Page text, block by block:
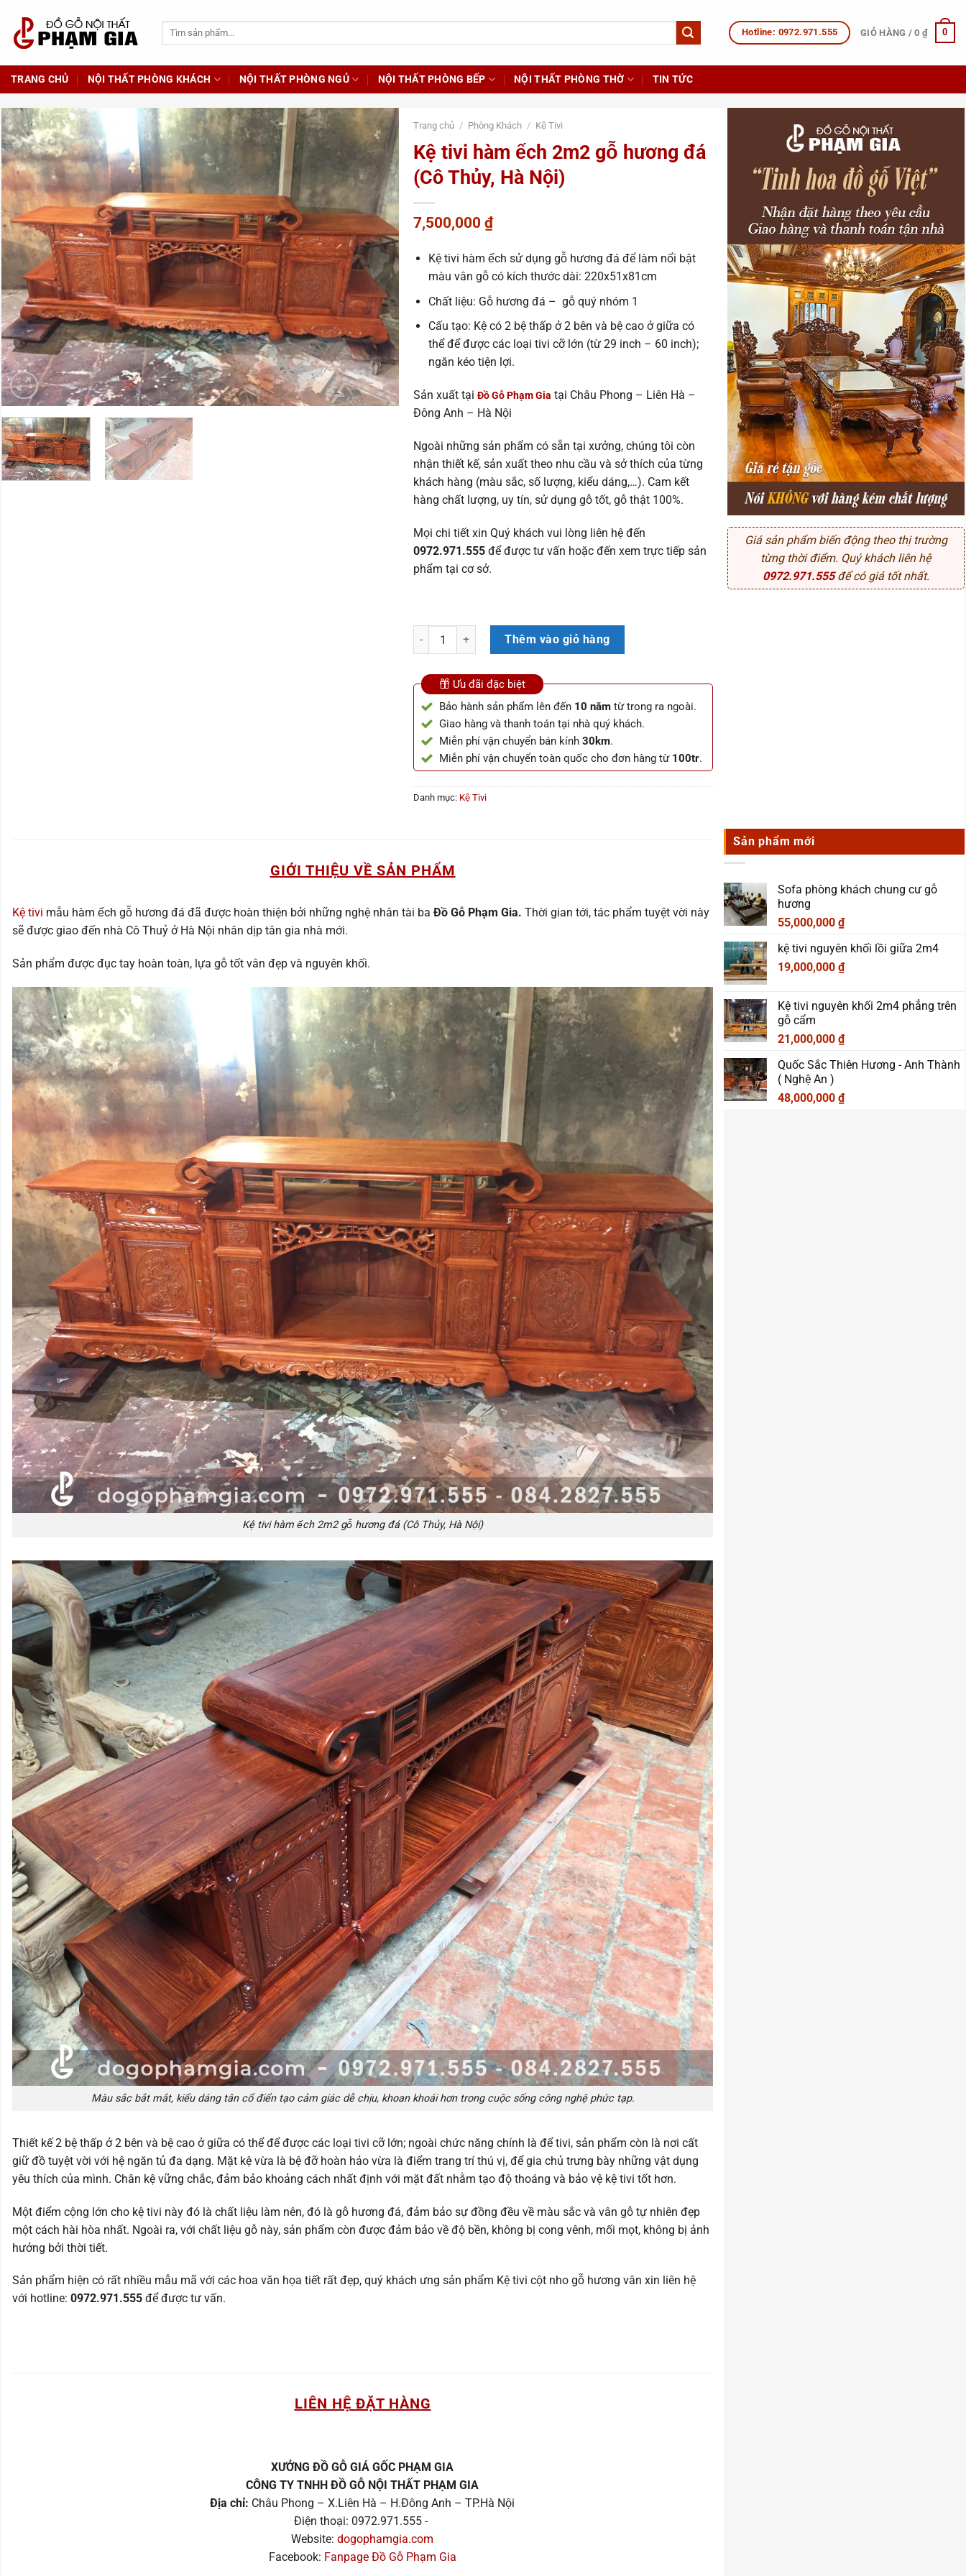
nội
dung
Hotline: 0972.971.555 GIỎ HÀNG /0 ₫ 0
TRANG CHỦ NỘI THẤT PHÒNG KHÁCH NỘI THẤT PHÒNG NGỦ NỘI THẤT PHÒNG BẾP NỘI THẤT PHÒNG THỜ TIN TỨC
Trang chủ / Phòng Khách / Kệ Tivi
Kệ tivi hàm ếch 2m2 gỗ hương đá
(Cô Thủy, Hà Nội)
7,500,000₫
Kệ tivi hàm ếch sử dụng gỗ hương đá để làm nổi bật
màu vân gỗ có kích thước dài: 220x51x81cm
Chất liệu: Gỗ hương đá – gỗ quý nhóm 1
Cấu tạo: Kệ có 2 bệ thấp ở 2 bên và bệ cao ở giữa có
thể để được các loại tivi cỡ lớn (từ 29 inch – 60 inch);
ngăn kéo tiện lợi.
Sản xuất tạiĐồ Gỗ Phạm Gia tại Châu Phong – Liên Hà –
Đông Anh – Hà Nội
Ngoài những sản phẩm có sẵn tại xưởng, chúng tôi còn
nhận thiết kế, sản xuất theo nhu cầu và sở thích của từng
khách hàng (màu sắc, số lượng, kiểu dáng,…). Cam kết
hàng chất lượng, uy tín, sử dụng gỗ tốt, gỗ thật 100%.
Mọi chi tiết xin Quý khách vui lòng liên hệ đến
0972.971.555để được tư vấn hoặc đến xem trực tiếp sản
phẩm tại cơ sở.
Kệ tivi hàm ếch 2m2 gỗ hương đá (Cô Thủy, Hà Nội) số lượng
Thêm vào giỏ hàng
Ưu đãi đặc biệt
Bảo hành sản phẩm lên đến 10 năm từ trong ra ngoài.
Giao hàng và thanh toán tại nhà quý khách.
Miễn phí vận chuyển bán kính30km.
Miễn phí vận chuyển toàn quốc cho đơn hàng từ 100tr.
Danh mục: Kệ Tivi
Giá sản phẩm biến động theo thị trường
từng thời điểm. Quý khách liên hệ
0972.971.555để có giá tốt nhất.
GIỚI THIỆU VỀ SẢN PHẨM
Kệ tivi mẫu hàm ếch gỗ hương đá đã được hoàn thiện bởi những nghệ nhân tài ba Đồ Gỗ Phạm Gia. Thời gian tới, tác phẩm tuyệt vời này
sẽ được giao đến nhà Cô Thuỷ ở Hà Nội nhân dịp tân gia nhà mới.
Sản phẩm được đục tay hoàn toàn, lựa gỗ tốt vân đẹp và nguyên khối.
Kệ tivi hàm ếch 2m2 gỗ hương đá (Cô Thủy, Hà Nội)
Màu sắc bắt mắt, kiểu dáng tân cổ điển tạo cảm giác dễ chịu, khoan khoái hơn trong cuộc sống công nghệ phức tạp.
Thiết kế 2 bệ thấp ở 2 bên và bệ cao ở giữa có thể để được các loại tivi cỡ lớn; ngoài chức năng chính là để tivi, sản phẩm còn là nơi cất
giữ đồ tuyệt vời với hệ ngăn tủ đa dạng. Mặt kệ vừa là bệ đỡ hoàn hảo vừa là điểm trang trí thú vị, để gia chủ trưng bày những vật dụng
yêu thích của mình. Chân kệ vững chắc, đảm bảo khoảng cách nhất định với mặt đất nhằm tạo độ thoáng và bảo vệ kệ tivi tốt hơn.
Một điểm cộng lớn cho kệ tivi này đó là chất liệu làm nên, đó là gỗ hương đá, đảm bảo sự đồng đều về màu sắc và vân gỗ tự nhiên đẹp
một cách hài hòa nhất. Ngoài ra, với chất liệu gỗ này, sản phẩm còn được đảm bảo về độ bền, không bị cong vênh, mối mọt, không bị ảnh
hưởng bởi thời tiết.
Sản phẩm hiện có rất nhiều mẫu mã với các hoa văn họa tiết rất đẹp, quý khách ưng sản phẩm Kệ tivi cột nho gỗ hương vân xin liên hệ
với hotline: 0972.971.555 để được tư vấn.
LIÊN HỆ ĐẶT HÀNG
XƯỞNG ĐỒ GỖ GIÁ GỐC PHẠM GIA
CÔNG TY TNHH ĐỒ GỖ NỘI THẤT PHẠM GIA
Địa chỉ: Châu Phong – X.Liên Hà – H.Đông Anh – TP.Hà Nội
Điện thoại: 0972.971.555 -
Website:dogophamgia.com
Facebook: Fanpage Đồ Gỗ Phạm Gia
Sản phẩm mới
Sofa phòng khách chung cư gỗ
hương
55,000,000 ₫
kệ tivi nguyên khối lồi giữa 2m4
19,000,000 ₫
Kệ tivi nguyên khối 2m4 phẳng trên
gỗ cẩm
21,000,000 ₫
Quốc Sắc Thiên Hương - Anh Thành
( Nghệ An )
48,000,000 ₫